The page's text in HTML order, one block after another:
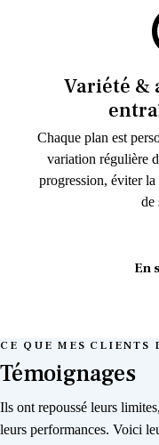
Variété &
Chaque plan est
variation régulière
progression, éviter
de
En
CE QUE MES CLIENTS
Témoignages
Ils ont repoussé leurs
leurs performances. Voici